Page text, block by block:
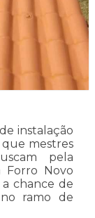
instalação
mestres
pela
Forro Novo
chance de
ramo de